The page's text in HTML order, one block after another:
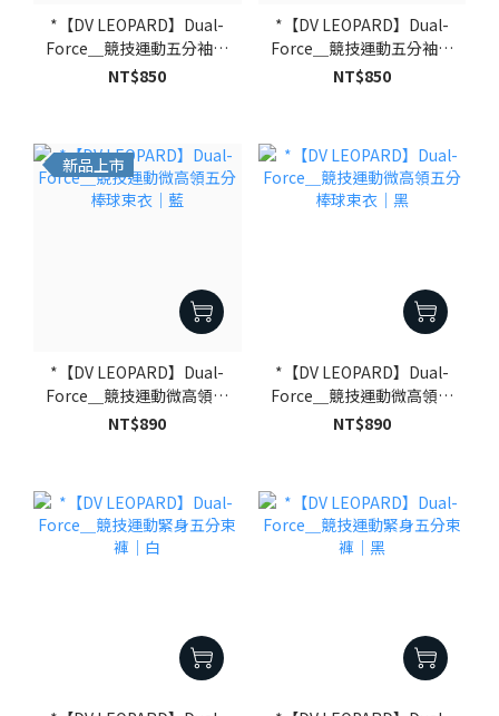
*【DV LEOPARD】Dual-
Force＿競技運動五分袖束
衣｜黑
NT$850
*【DV LEOPARD】Dual-
Force＿競技運動五分袖束
衣｜白
NT$850
新品上市
*【DV LEOPARD】Dual-
Force＿競技運動微高領五
分棒球束衣｜藍
NT$890
*【DV LEOPARD】Dual-
Force＿競技運動微高領五
分棒球束衣｜黑
NT$890